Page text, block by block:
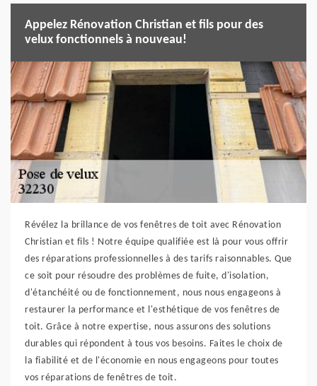
Appelez Rénovation Christian et fils pour des
velux fonctionnels à nouveau!
Révélez la brillance de vos fenêtres de toit avec Rénovation
Christian et fils ! Notre équipe qualifiée est là pour vous offrir
des réparations professionnelles à des tarifs raisonnables. Que
ce soit pour résoudre des problèmes de fuite, d'isolation,
d'étanchéité ou de fonctionnement, nous nous engageons à
restaurer la performance et l'esthétique de vos fenêtres de
toit. Grâce à notre expertise, nous assurons des solutions
durables qui répondent à tous vos besoins. Faites le choix de
la fiabilité et de l'économie en nous engageons pour toutes
vos réparations de fenêtres de toit.